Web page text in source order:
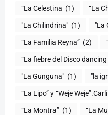
“La Celestina (1) “La
"La Chilindrina" (1) "La
“La Familia Reyna” (2)
“La fiebre del Disco
(1) "la
“La Lipo” y “Weje
“La Montra” (1) “La